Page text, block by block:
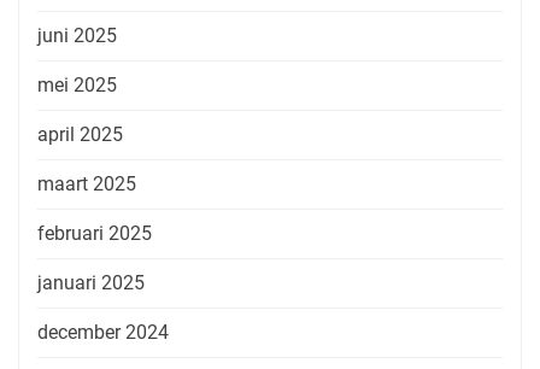
juni 2025
mei 2025
april 2025
maart 2025
februari 2025
januari 2025
december 2024